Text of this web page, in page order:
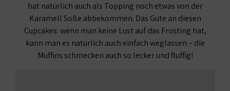
hat natürlich auch als Topping noch etwas von der
Karamell Soße abbekommen. Das Gute an diesen
Cupcakes: wenn man keine Lust auf das Frosting hat,
kann man es natürlich auch einfach weglassen – die
Muffins schmecken auch so lecker und fluffig!